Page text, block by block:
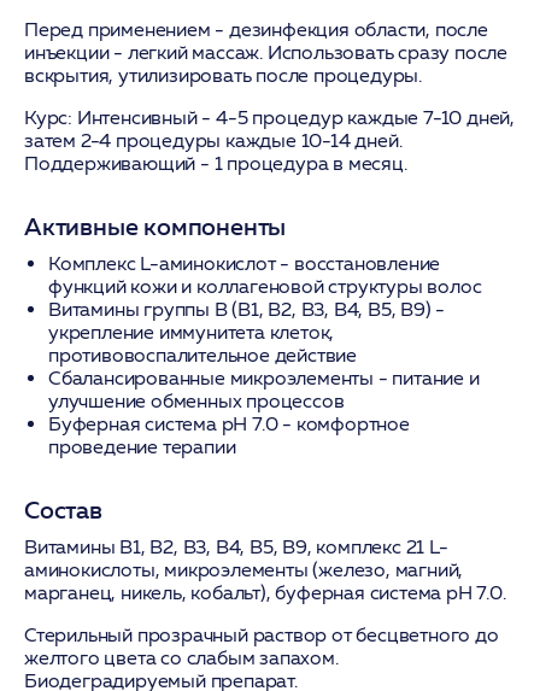
Перед применением - дезинфекция области, после
инъекции - легкий массаж. Использовать сразу после
вскрытия, утилизировать после процедуры.
Курс: Интенсивный - 4-5 процедур каждые 7-10 дней,
затем 2-4 процедуры каждые 10-14 дней.
Поддерживающий - 1 процедура в месяц.
Активные компоненты
Комплекс L-аминокислот- восстановление
функций кожи и коллагеновой структуры волос
Витамины группы B(B1, B2, B3, B4, B5, B9) -
укрепление иммунитета клеток,
противовоспалительное действие
Сбалансированные микроэлементы - питание и
улучшение обменных процессов
Буферная система pH 7.0- комфортное
проведение терапии
Состав
Витамины В1, В2, В3, В4, В5, B9, комплекс 21 L-
аминокислоты, микроэлементы (железо, магний,
марганец, никель, кобальт), буферная система pH 7.0.
Стерильный прозрачный раствор от бесцветного до
желтого цвета со слабым запахом.
Биодеградируемый препарат.